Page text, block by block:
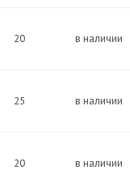
20 в наличии
25 в наличии
20 в наличии